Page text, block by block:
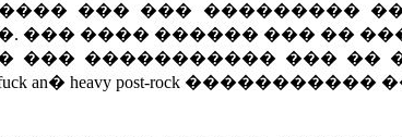
��� ��� ���������
��� ���� ������ ��� ��
��� ����������� ��� ��
heavy post-rock �����������